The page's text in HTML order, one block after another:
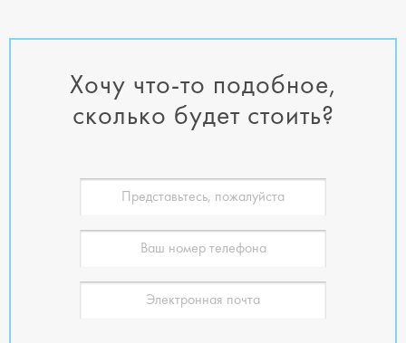
Хочу что-то подобное,
сколько будет стоить?